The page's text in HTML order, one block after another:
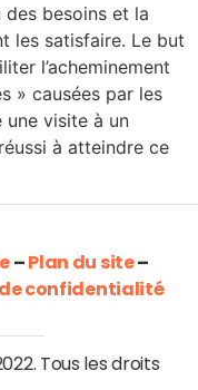
besoins et la
les satisfaire. Le but
l’acheminement
» causées par les
une visite à un
à atteindre ce
–Plan du site–
confidentialité
Tous les droits